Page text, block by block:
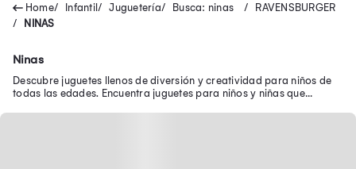
Infantil Juguetería Busca: ninas
RAVENSBURGER
NINAS
Ninas
Descubre juguetes llenos de diversión y creatividad para niños de
todas las edades. Encuentra juguetes para niños y niñas que